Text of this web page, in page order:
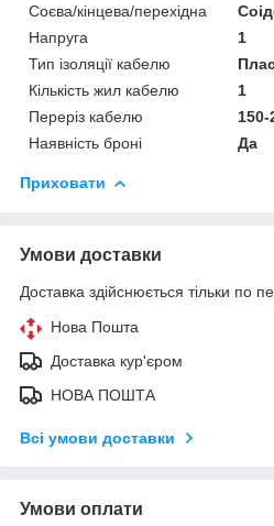
Соєва/кінцева/перехідна
Напруга
1
Тип ізоляції кабелю
Кількість жил кабелю
1
Переріз кабелю
150-
Наявність броні
Да
Приховати
Умови доставки
Доставка здійснюється тільки по
Нова Пошта
Доставка кур'єром
НОВА ПОШТА
Всі умови доставки
Умови оплати